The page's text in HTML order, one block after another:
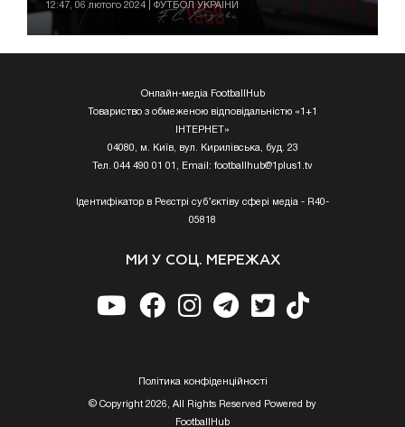
12:47, 06 лютого 2024 | ФУТБОЛ УКРАЇНИ
Онлайн-медіа FootballHub
Товариство з обмеженою відповідальністю «1+1
ІНТЕРНЕТ»
04080, м. Київ, вул. Кирилівська, буд. 23
Тел. 044 490 01 01, Email: footballhub@1plus1.tv
Ідентифікатор в Реєстрі суб’єктіву сфері медіа - R40-
05818
МИ У СОЦ. МЕРЕЖАХ
Полiтика конфiденцiйностi
© Copyright 2026, All Rights Reserved Powered by
FootballHub